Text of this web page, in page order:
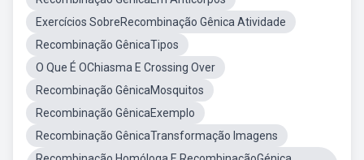
Exercícios SobreRecombinação Gênica Atividade
Recombinação GênicaTipos
O Que É OChiasma E Crossing Over
Recombinação GênicaMosquitos
Recombinação GênicaExemplo
Recombinação GênicaTransformação Imagens